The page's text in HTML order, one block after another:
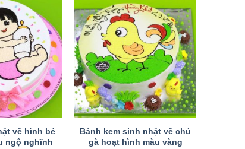
vẽ hình bé
ngộ nghĩnh
Bánh kem sinh nhật vẽ chú
gà hoạt hình màu vàng